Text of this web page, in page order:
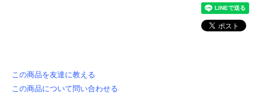
この商品を友達に教える
この商品について問い合わせる